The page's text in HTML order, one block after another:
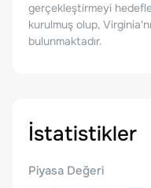
gerçekleştirmeyi
kurulmuş olup,
bulunmaktadır.
İstatistikler
Piyasa Değeri